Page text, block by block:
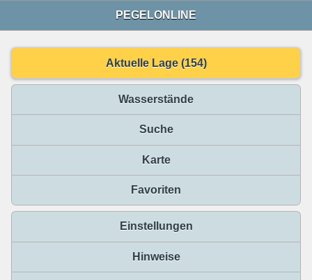
PEGELONLINE
Aktuelle Lage (154)
Wasserstände
Suche
Karte
Favoriten
Einstellungen
Hinweise